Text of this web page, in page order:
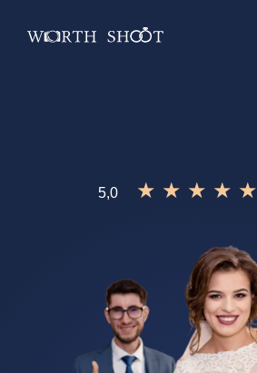
5,0 ★ ★ ★ ★ ★